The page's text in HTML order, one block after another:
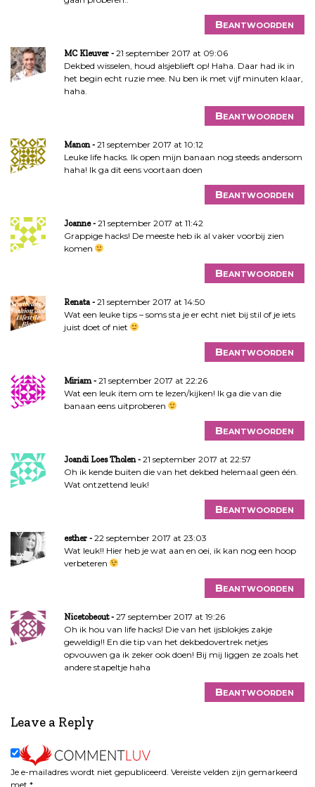
Beantwoorden
MC Kleuver
21 september 2017 at 09:06
Dekbed wisselen, houd alsjeblieft op! Haha. Daar had ik in
het begin echt ruzie mee. Nu ben ik met vijf minuten klaar,
haha.
Beantwoorden
Manon
21 september 2017 at 10:12
Leuke life hacks. Ik open mijn banaan nog steeds andersom
haha! Ik ga dit eens voortaan doen
Beantwoorden
Joanne
21 september 2017 at 11:42
Grappige hacks! De meeste heb ik al vaker voorbij zien
komen
Beantwoorden
Renata
21 september 2017 at 14:50
Wat een leuke tips – soms sta je er echt niet bij stil of je iets
juist doet of niet
Beantwoorden
Miriam
21 september 2017 at 22:26
Wat een leuk item om te lezen/kijken! Ik ga die van die
banaan eens uitproberen
Beantwoorden
Joandi Loes Tholen
21 september 2017 at 22:57
Oh ik kende buiten die van het dekbed helemaal geen één.
Wat ontzettend leuk!
Beantwoorden
esther
22 september 2017 at 23:03
Wat leuk!! Hier heb je wat aan en oei, ik kan nog een hoop
verbeteren
Beantwoorden
Nicetobeout
27 september 2017 at 19:26
Oh ik hou van life hacks! Die van het ijsblokjes zakje
geweldig!! En die tip van het dekbedovertrek netjes
opvouwen ga ik zeker ook doen! Bij mij liggen ze zoals het
andere stapeltje haha
Beantwoorden
Leave a Reply
Je e-mailadres wordt niet gepubliceerd. Vereiste velden zijn gemarkeerd
met *